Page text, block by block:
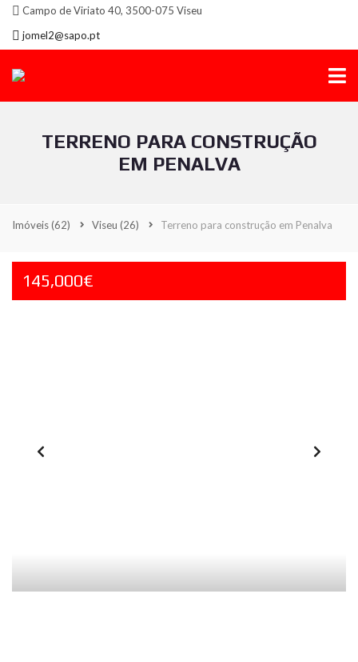
Campo de Viriato 40, 3500-075 Viseu
jomel2@sapo.pt
TERRENO PARA CONSTRUÇÃO
EM PENALVA
Imóveis(62) Viseu (26) Terreno para construção em Penalva
145,000€